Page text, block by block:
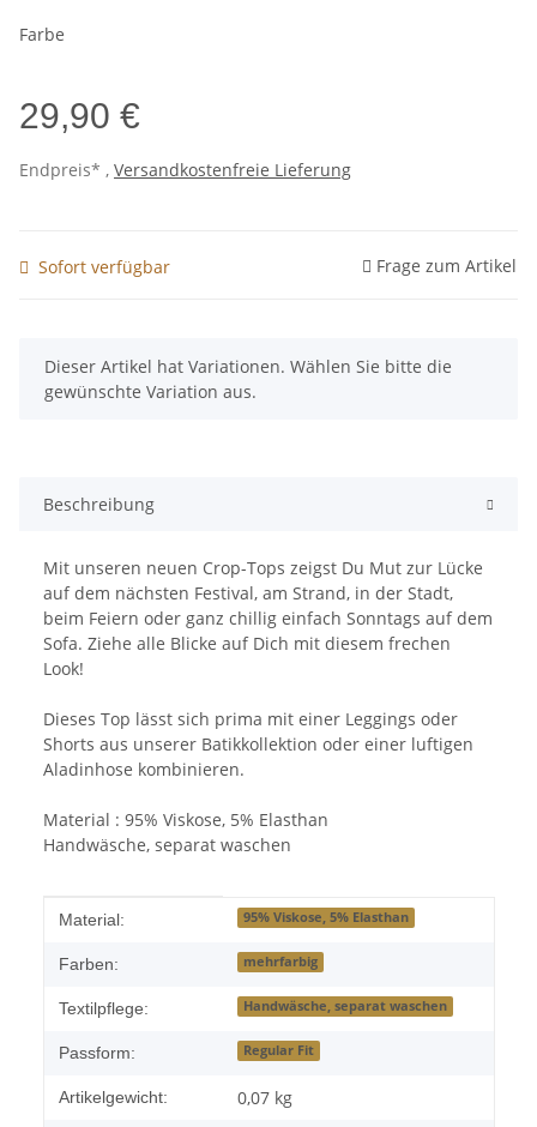
Farbe
29,90 €
Endpreis* , Versandkostenfreie Lieferung
Sofort verfügbar Frage zum Artikel
x
Dieser Artikel hat Variationen. Wählen Sie bitte die
gewünschte Variation aus.
Beschreibung
Mit unseren neuen Crop-Tops zeigst Du Mut zur Lücke
auf dem nächsten Festival, am Strand, in der Stadt,
beim Feiern oder ganz chillig einfach Sonntags auf dem
Sofa. Ziehe alle Blicke auf Dich mit diesem frechen
Look!
Dieses Top lässt sich prima mit einer Leggings oder
Shorts aus unserer Batikkollektion oder einer luftigen
Aladinhose kombinieren.
Material : 95% Viskose, 5% Elasthan
Handwäsche, separat waschen
Produkteigenschaft
Wert
Material: 95% Viskose, 5% Elasthan
Farben: mehrfarbig
Textilpflege: Handwäsche, separat waschen
Passform: Regular Fit
Artikelgewicht: 0,07 kg